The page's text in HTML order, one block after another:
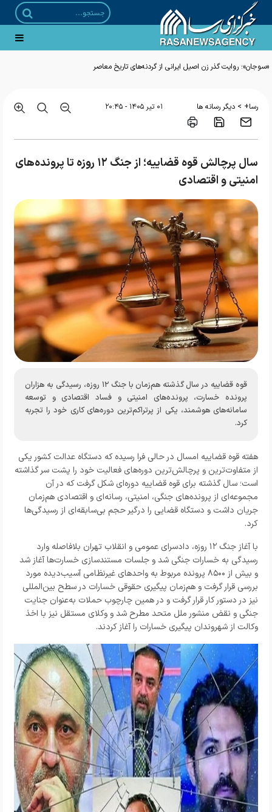
رسا+ > دیگر رسانه ها ۰۱ تير ۱۴۰۵ - ۲۰:۴۵
سال پرچالش قوه قضاییه؛ از جنگ ۱۲ روزه تا پرونده‌های
امنیتی و اقتصادی
قوه قضاییه در سال گذشته هم‌زمان با جنگ ۱۲ روزه، رسیدگی به هزاران
پرونده خسارت، پرونده‌های امنیتی و فساد اقتصادی و توسعه
سامانه‌های هوشمند، یکی از پرتراکم‌ترین دوره‌های کاری خود را تجربه
کرد.
هفته قوه قضاییه امسال در حالی فرا رسیده که دستگاه عدالت کشور یکی
از متفاوت‌ترین و پرچالش‌ترین دوره‌های فعالیت خود را پشت سر گذاشته
است؛ سال گذشته برای قوه قضاییه دوره‌ای شکل گرفت که در آن
مجموعه‌ای از پرونده‌های جنگی، امنیتی، رسانه‌ای و اقتصادی هم‌زمان
جریان داشت و دستگاه قضایی را درگیر حجم بی‌سابقه‌ای از رسیدگی‌ها
کرد.
با آغاز جنگ ۱۲ روزه، دادسرای عمومی و انقلاب تهران بلافاصله وارد
رسیدگی به خسارات جنگی شد و جلسات مستندسازی خسارت‌ها آغاز شد
و بیش از ۸۵۰۰ پرونده مربوط به واحدهای غیرنظامی آسیب‌دیده مورد
بررسی قرار گرفت و هم‌زمان پیگیری حقوقی خسارات در سطح بین‌المللی
نیز در دستور کار قرار گرفت و در همین چارچوب حملات به‌عنوان جنایت
جنگی و نقض منشور ملل متحد مطرح شد و وکلای مستقل نیز با اخذ
وکالت از شهروندان پیگیری خسارات را آغاز کردند.